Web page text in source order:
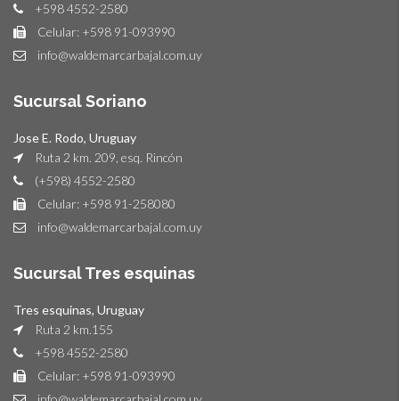
+598 4552-2580
Celular: +598 91-093990
info@waldemarcarbajal.com.uy
Sucursal Soriano
Jose E. Rodo, Uruguay
Ruta 2 km. 209, esq. Rincón
(+598) 4552-2580
Celular: +598 91-258080
info@waldemarcarbajal.com.uy
Sucursal Tres esquinas
Tres esquinas, Uruguay
Ruta 2 km.155
+598 4552-2580
Celular: +598 91-093990